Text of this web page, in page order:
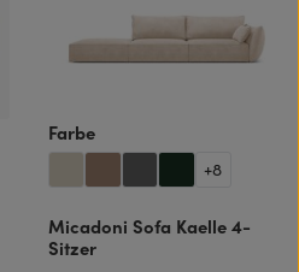
Farbeauswählen
+8
Micadoni Sofa Kaelle 4-
Sitzer